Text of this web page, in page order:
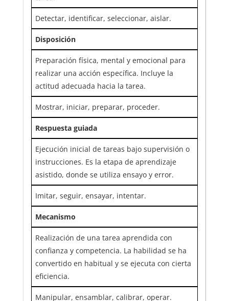
Detectar, identificar, seleccionar, aislar.
Disposición
Preparación física, mental y emocional para
realizar una acción específica. Incluye la
actitud adecuada hacia la tarea.
Mostrar, iniciar, preparar, proceder.
Respuesta guiada
Ejecución inicial de tareas bajo supervisión o
instrucciones. Es la etapa de aprendizaje
asistido, donde se utiliza ensayo y error.
Imitar, seguir, ensayar, intentar.
Mecanismo
Realización de una tarea aprendida con
confianza y competencia. La habilidad se ha
convertido en habitual y se ejecuta con cierta
eficiencia.
Manipular, ensamblar, calibrar, operar.